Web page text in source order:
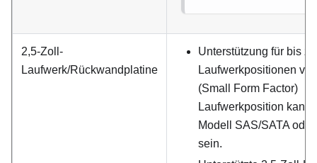
2,5-Zoll-
Laufwerk/Rückwandplatine
Unterstützung für bis
Laufwerkpositionen
(Small Form Factor)
Laufwerkposition kann
Modell SAS/SATA
sein.